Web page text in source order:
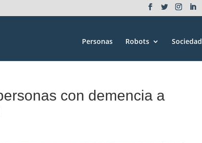
Personas Robots Sociedad
con demencia a